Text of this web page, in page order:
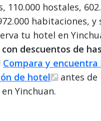
110.000 hostales,
habitaciones, y
tu hotel en
descuentos de
Compara y encuentra
de hotel
antes de
en Yinchuan.